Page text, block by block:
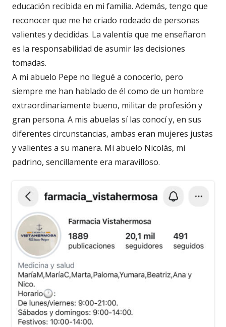
educación recibida en mi familia. Además, tengo que
reconocer que me he criado rodeado de personas
valientes y decididas. La valentía que me enseñaron
es la responsabilidad de asumir las decisiones
tomadas.
A mi abuelo Pepe no llegué a conocerlo, pero
siempre me han hablado de él como de un hombre
extraordinariamente bueno, militar de profesión y
gran persona. A mis abuelas sí las conocí y, en sus
diferentes circunstancias, ambas eran mujeres justas
y valientes a su manera. Mi abuelo Nicolás, mi
padrino, sencillamente era maravilloso.